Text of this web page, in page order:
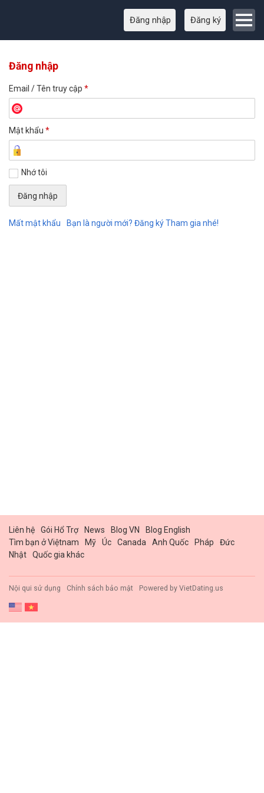
Đăng nhập Đăng ký
Đăng nhập
Email / Tên truy cập *
Mật khẩu *
Nhớ tôi
Mất mật khẩu Bạn là người mới? Đăng ký Tham gia nhé!
Liên hệ Gói Hổ Trợ News Blog VN
Blog English
Tìm bạn ở Việtnam
Mỹ Úc Canada Anh Quốc Pháp
Đức
Nhật
Quốc gia khác
Nội qui sử dụng Chính sách bảo mật Powered by VietDating.us